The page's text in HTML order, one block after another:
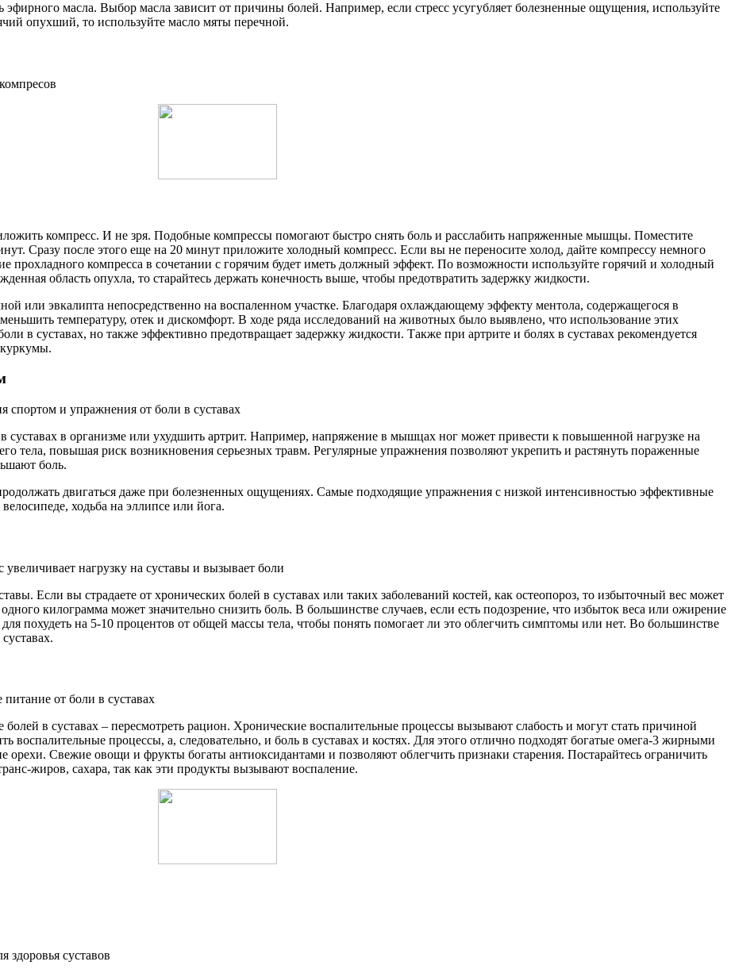
масла. Выбор масла зависит от причины болей. Например, если стресс усугубляет болезненные ощущения, используйте
опухший, то используйте масло мяты перечной.
компресс. И не зря. Подобные компрессы помогают быстро снять боль и расслабить напряженные мышцы. Поместите
Сразу после этого еще на 20 минут приложите холодный компресс. Если вы не переносите холод, дайте компрессу немного
прохладного компресса в сочетании с горячим будет иметь должный эффект. По возможности используйте горячий и холодный
область опухла, то старайтесь держать конечность выше, чтобы предотвратить задержку жидкости.
или эвкалипта непосредственно на воспаленном участке. Благодаря охлаждающему эффекту ментола, содержащегося в
температуру, отек и дискомфорт. В ходе ряда исследований на животных было выявлено, что использование этих
в суставах, но также эффективно предотвращает задержку жидкости. Также при артрите и болях в суставах рекомендуется
суставах в организме или ухудшить артрит. Например, напряжение в мышцах ног может привести к повышенной нагрузке на
тела, повышая риск возникновения серьезных травм. Регулярные упражнения позволяют укрепить и растянуть пораженные
боль.
двигаться даже при болезненных ощущениях. Самые подходящие упражнения с низкой интенсивностью эффективные
ходьба на эллипсе или йога.
Если вы страдаете от хронических болей в суставах или таких заболеваний костей, как остеопороз, то избыточный вес может
килограмма может значительно снизить боль. В большинстве случаев, если есть подозрение, что избыток веса или ожирение
похудеть на 5-10 процентов от общей массы тела, чтобы понять помогает ли это облегчить симптомы или нет. Во большинстве
в суставах – пересмотреть рацион. Хронические воспалительные процессы вызывают слабость и могут стать причиной
воспалительные процессы, а, следовательно, и боль в суставах и костях. Для этого отлично подходят богатые омега-3 жирными
орехи. Свежие овощи и фрукты богаты антиоксидантами и позволяют облегчить признаки старения. Постарайтесь ограничить
жиров, сахара, так как эти продукты вызывают воспаление.